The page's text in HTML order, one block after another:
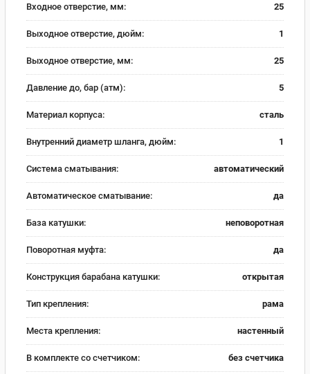
Входное отверстие, мм: 25
Выходное отверстие, дюйм: 1
Выходное отверстие, мм: 25
Давление до, бар (атм): 5
Материал корпуса: сталь
Внутренний диаметр шланга, дюйм: 1
Система сматывания: автоматический
Автоматическое сматывание: да
База катушки: неповоротная
Поворотная муфта: да
Конструкция барабана катушки: открытая
Тип крепления: рама
Места крепления: настенный
В комплекте со счетчиком: без счетчика